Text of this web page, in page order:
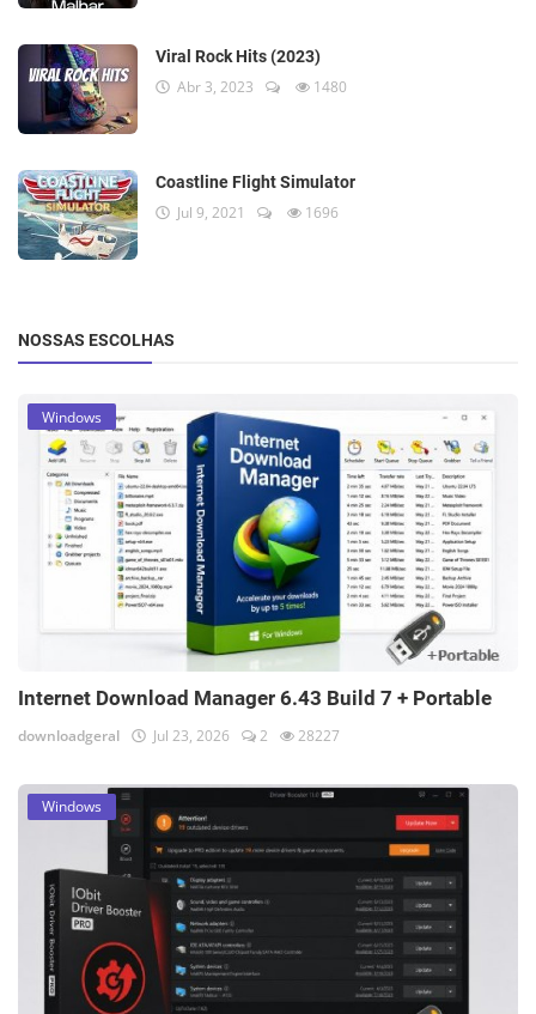
Viral Rock Hits (2023)
Abr 3, 2023 1480
Coastline Flight Simulator
Jul 9, 2021 1696
NOSSAS ESCOLHAS
Windows
Internet Download Manager 6.43 Build 7 + Portable
downloadgeral Jul 23, 2026 2 28227
Windows